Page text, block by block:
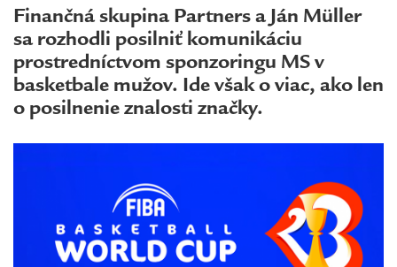
Finančná skupina Partners a Ján Müller
sa rozhodli posilniť komunikáciu
prostredníctvom sponzoringu MS v
basketbale mužov. Ide však o viac, ako len
o posilnenie znalosti značky.